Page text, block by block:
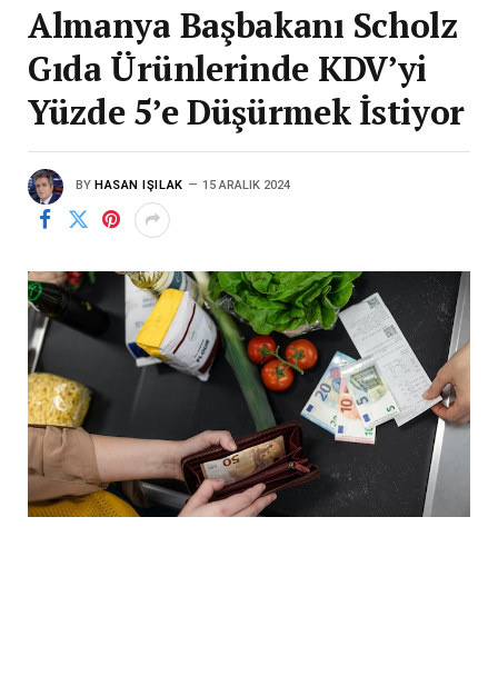
Almanya Başbakanı Scholz
Gıda Ürünlerinde KDV’yi
Yüzde 5’e Düşürmek İstiyor
BY HASAN IŞILAK 15 ARALIK 2024